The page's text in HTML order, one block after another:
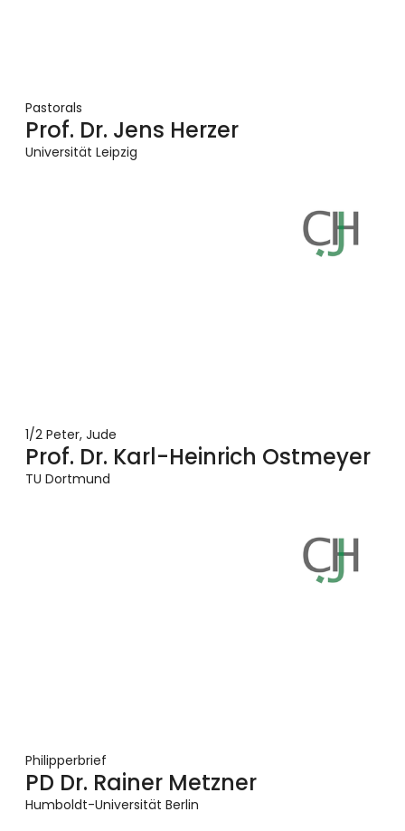
Pastorals
Prof. Dr. Jens Herzer
Universität Leipzig
1/2 Peter, Jude
Prof. Dr. Karl-Heinrich Ostmeyer
TU Dortmund
Philipperbrief
PD Dr. Rainer Metzner
Humboldt-Universität Berlin